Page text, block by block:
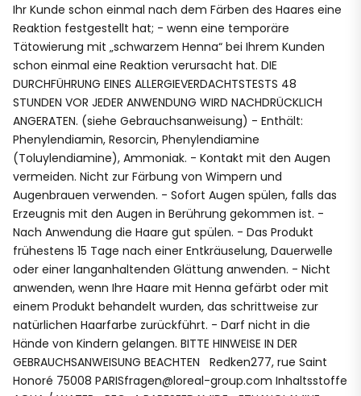
Ihr Kunde schon einmal nach dem Färben des Haares eine
Reaktion festgestellt hat; - wenn eine temporäre
Tätowierung mit „schwarzem Henna“ bei Ihrem Kunden
schon einmal eine Reaktion verursacht hat. DIE
DURCHFÜHRUNG EINES ALLERGIEVERDACHTSTESTS 48
STUNDEN VOR JEDER ANWENDUNG WIRD NACHDRÜCKLICH
ANGERATEN. (siehe Gebrauchsanweisung) - Enthält:
Phenylendiamin, Resorcin, Phenylendiamine
(Toluylendiamine), Ammoniak. - Kontakt mit den Augen
vermeiden. Nicht zur Färbung von Wimpern und
Augenbrauen verwenden. - Sofort Augen spülen, falls das
Erzeugnis mit den Augen in Berührung gekommen ist. -
Nach Anwendung die Haare gut spülen. - Das Produkt
frühestens 15 Tage nach einer Entkräuselung, Dauerwelle
oder einer langanhaltenden Glättung anwenden. - Nicht
anwenden, wenn Ihre Haare mit Henna gefärbt oder mit
einem Produkt behandelt wurden, das schrittweise zur
natürlichen Haarfarbe zurückführt. - Darf nicht in die
Hände von Kindern gelangen. BITTE HINWEISE IN DER
GEBRAUCHSANWEISUNG BEACHTEN Redken277, rue Saint
Honoré 75008 PARISfragen@loreal-group.com Inhaltsstoffe